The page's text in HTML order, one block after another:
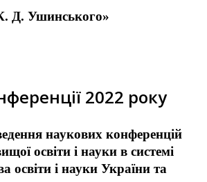
Д. Ушинського»
2022 року
наукових конференцій
освіти і науки в системі
освіти і науки України та